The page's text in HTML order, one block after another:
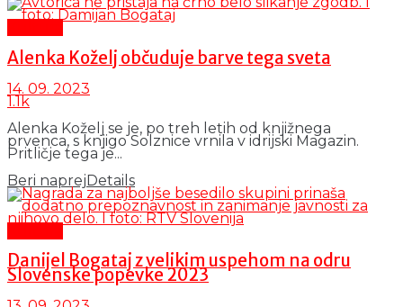
Alenka Koželj občuduje barve tega sveta
14. 09. 2023
1.1k
Alenka Koželj se je, po treh letih od knjižnega
prvenca, s knjigo Solznice vrnila v idrijski Magazin.
Pritličje tega je...
Beri naprejDetails
Danijel Bogataj z velikim uspehom na odru
Slovenske popevke 2023